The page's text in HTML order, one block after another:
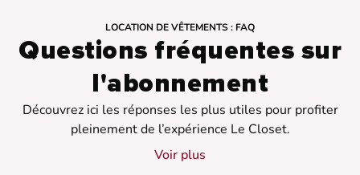
LOCATION DE VÊTEMENTS : FAQ
Questions fréquentes sur
l'abonnement
Découvrez ici les réponses les plus utiles pour profiter
pleinement de l’expérience Le Closet.
Voir plus